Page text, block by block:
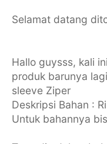
Selamat datang
Hallo guysss, kali
produk barunya
sleeve Ziper
Deskripsi Bahan :
Untuk bahannya